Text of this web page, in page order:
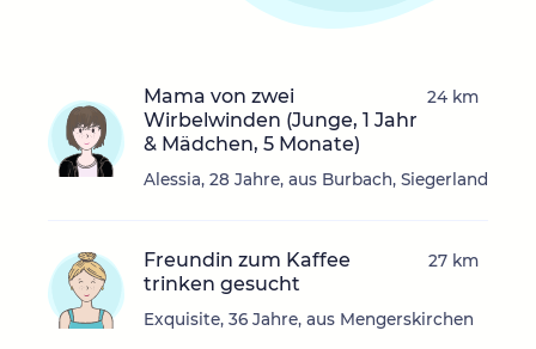
Mama von zwei
Wirbelwinden (Junge, 1 Jahr
& Mädchen, 5 Monate)
Alessia, 28 Jahre, aus Burbach, Siegerland
24 km
Freundin zum Kaffee
trinken gesucht
Exquisite, 36 Jahre, aus Mengerskirchen
27 km